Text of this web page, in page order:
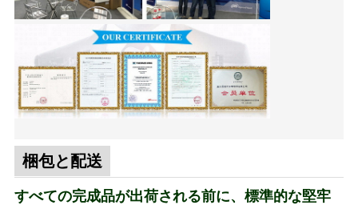
梱包と配送
すべての完成品が出荷される前に、標準的な堅牢